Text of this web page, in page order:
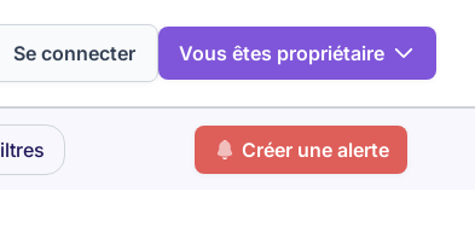
Se connecter Vous êtes propriétaire
Créer une alerte